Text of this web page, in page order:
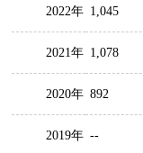
2022年 1,045
2021年 1,078
2020年 892
2019年 --